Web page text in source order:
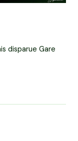
disparue Gare